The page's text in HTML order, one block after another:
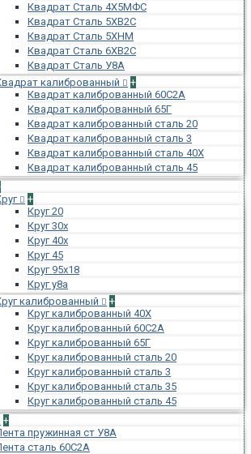
Квадрат Сталь 4Х5МФС
Квадрат Сталь 5ХВ2С
Квадрат Сталь 5ХНМ
Квадрат Сталь 6ХВ2С
Квадрат Сталь У8А
калиброванный
+
Квадрат калиброванный 60С2А
Квадрат калиброванный 65Г
Квадрат калиброванный сталь 20
Квадрат калиброванный сталь 3
Квадрат калиброванный сталь 40Х
Квадрат калиброванный сталь 45
+
Круг 20
Круг 30х
Круг 40х
Круг 45
Круг 95х18
Круг у8а
калиброванный
+
Круг калиброванный 40Х
Круг калиброванный 60С2А
Круг калиброванный 65Г
Круг калиброванный сталь 20
Круг калиброванный сталь 3
Круг калиброванный сталь 35
Круг калиброванный сталь 45
+
пружинная ст У8А
сталь 60С2А